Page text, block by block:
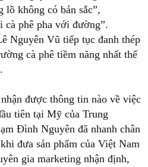
lồ không có bản sắc”,
cà phê pha với đường”.
Nguyên Vũ tiếp tục đanh thép
cà phê tiềm năng nhất thế
được thông tin nào về việc
tiên tại Mỹ của Trung
Đình Nguyên đã nhanh chân
đưa sản phẩm của Việt Nam
gia marketing nhận định,